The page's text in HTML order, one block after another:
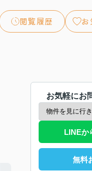
閲覧履歴 お
お気軽にお
LINEか
無料